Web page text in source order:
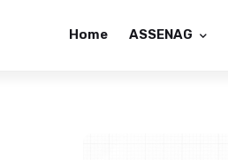
Home ASSENAG